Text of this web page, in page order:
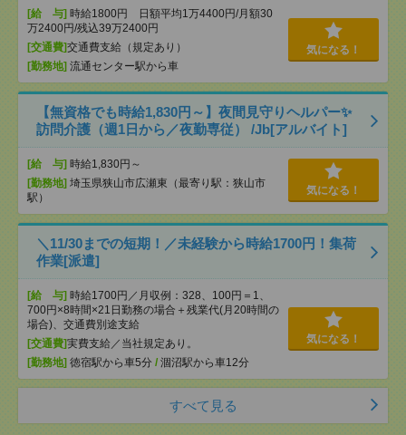
[給 与] 時給1800円 日額平均1万4400円/月額30
万2400円/残込39万2400円
[交通費]交通費支給（規定あり）
[勤務地] 流通センター駅から車
気になる！
【無資格でも時給1,830円～】夜間見守りヘルパー✨
訪問介護（週1日から／夜勤専従） /Jb[アルバイト]
[給 与] 時給1,830円～
[勤務地] 埼玉県狭山市広瀬東（最寄り駅：狭山市
駅）
気になる！
＼11/30までの短期！／未経験から時給1700円！集荷
作業[派遣]
[給 与] 時給1700円／月収例：328、100円＝1、
700円×8時間×21日勤務の場合＋残業代(月20時間の
場合)、交通費別途支給
[交通費]実費支給／当社規定あり。
[勤務地] 徳宿駅から車5分 / 涸沼駅から車12分
気になる！
すべて見る